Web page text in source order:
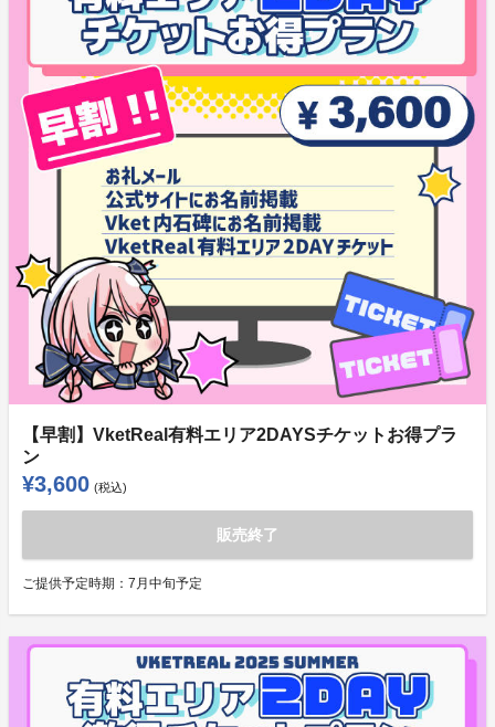
【早割】VketReal有料エリア2DAYSチケットお得プラ
ン
¥3,600 (税込)
販売終了
ご提供予定時期： 7月中旬予定